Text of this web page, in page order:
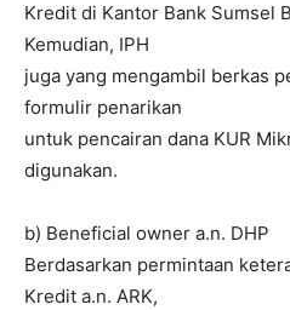
Kredit di Kantor Bank Sumsel
Kemudian, IPH
juga yang mengambil berkas
formulir penarikan
untuk pencairan dana KUR
digunakan.
b) Beneficial owner a.n. DHP
Berdasarkan permintaan
Kredit a.n. ARK,